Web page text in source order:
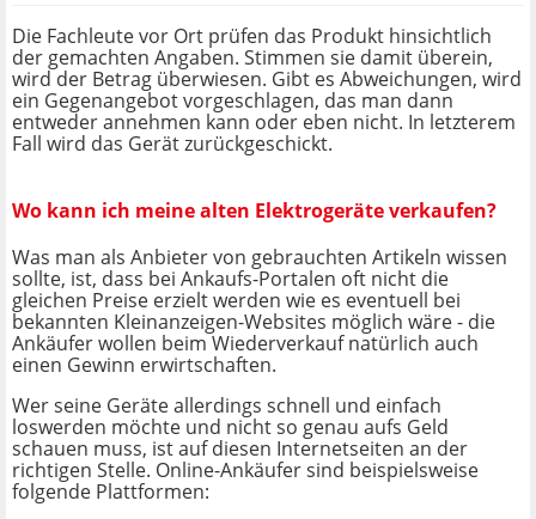
Die Fachleute vor Ort prüfen das Produkt hinsichtlich
der gemachten Angaben. Stimmen sie damit überein,
wird der Betrag überwiesen. Gibt es Abweichungen, wird
ein Gegenangebot vorgeschlagen, das man dann
entweder annehmen kann oder eben nicht. In letzterem
Fall wird das Gerät zurückgeschickt.
Wo kann ich meine alten Elektrogeräte verkaufen?
Was man als Anbieter von gebrauchten Artikeln wissen
sollte, ist, dass bei Ankaufs-Portalen oft nicht die
gleichen Preise erzielt werden wie es eventuell bei
bekannten Kleinanzeigen-Websites möglich wäre - die
Ankäufer wollen beim Wiederverkauf natürlich auch
einen Gewinn erwirtschaften.
Wer seine Geräte allerdings schnell und einfach
loswerden möchte und nicht so genau aufs Geld
schauen muss, ist auf diesen Internetseiten an der
richtigen Stelle. Online-Ankäufer sind beispielsweise
folgende Plattformen: